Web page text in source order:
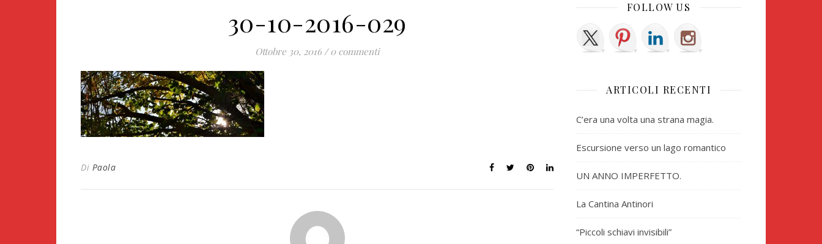
30-10-2016-029
Ottobre 30, 2016 / 0 commenti
Di Paola
FOLLOW US
ARTICOLI RECENTI
C’era una volta una strana magia.
Escursione verso un lago romantico
UN ANNO IMPERFETTO.
La Cantina Antinori
“Piccoli schiavi invisibili”